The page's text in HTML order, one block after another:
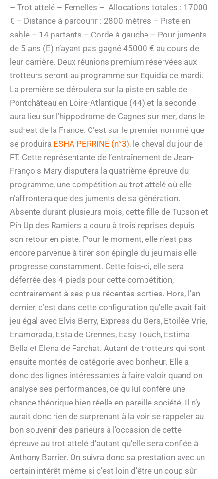
– Trot attelé – Femelles – Allocations totales : 17000
€ – Distance à parcourir : 2800 mètres – Piste en
sable – 14 partants – Corde à gauche – Pour juments
de 5 ans (E) n’ayant pas gagné 45000 € au cours de
leur carrière. Deux réunions premium réservées aux
trotteurs seront au programme sur Equidia ce mardi.
La première se déroulera sur la piste en sable de
Pontchâteau en Loire-Atlantique (44) et la seconde
aura lieu sur l’hippodrome de Cagnes sur mer, dans le
sud-est de la France. C’est sur le premier nommé que
se produira ESHA PERRINE (n°3), le cheval du jour de
FT. Cette représentante de l’entraînement de Jean-
François Mary disputera la quatrième épreuve du
programme, une compétition au trot attelé où elle
n’affrontera que des juments de sa génération.
Absente durant plusieurs mois, cette fille de Tucson et
Pin Up des Ramiers a couru à trois reprises depuis
son retour en piste. Pour le moment, elle n’est pas
encore parvenue à tirer son épingle du jeu mais elle
progresse constamment. Cette fois-ci, elle sera
déferrée des 4 pieds pour cette compétition,
contrairement à ses plus récentes sorties. Hors, l’an
dernier, c’est dans cette configuration qu’elle avait fait
jeu égal avec Elvis Berry, Express du Gers, Etoilée Vrie,
Enamorada, Esta de Crennes, Easy Touch, Estima
Bella et Elena de Farchat. Autant de trotteurs qui sont
ensuite montés de catégorie avec bonheur. Elle a
donc des lignes intéressantes à faire valoir quand on
analyse ses performances, ce qu lui confère une
chance théorique bien réelle en pareille société. Il n’y
aurait donc rien de surprenant à la voir se rappeler au
bon souvenir des parieurs à l’occasion de cette
épreuve au trot attelé d’autant qu’elle sera confiée à
Anthony Barrier. On suivra donc sa prestation avec un
certain intérêt même si c’est loin d’être un coup sûr